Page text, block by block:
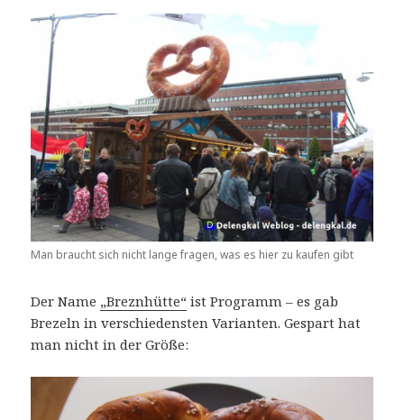
Man braucht sich nicht lange fragen, was es hier zu kaufen gibt
Der Name „Breznhütte“ ist Programm – es gab
Brezeln in verschiedensten Varianten. Gespart hat
man nicht in der Größe: